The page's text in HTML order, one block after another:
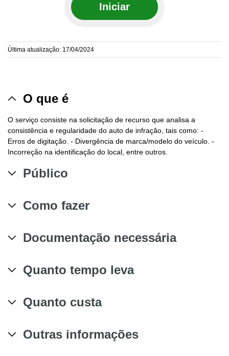
Iniciar
Última atualização: 17/04/2024
O que é
O serviço consiste na solicitação de recurso que analisa a
consistência e regularidade do auto de infração, tais como: -
Erros de digitação. - Divergência de marca/modelo do veículo. -
Incorreção na identificação do local, entre outros.
Público
Como fazer
Documentação necessária
Quanto tempo leva
Quanto custa
Outras informações